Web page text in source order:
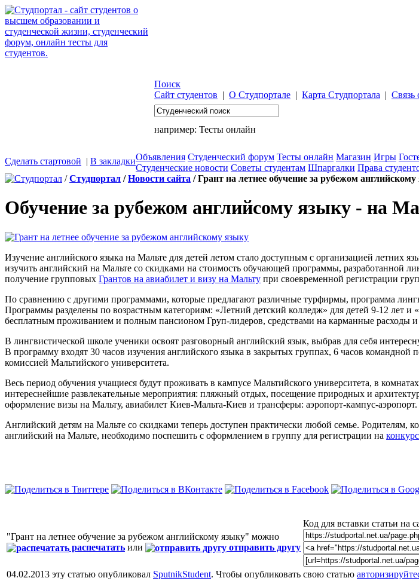
Поиск
Сайт студентов | О Студпортале | Карта Студпортала | Связь
например: Тесты онлайн
Сделать стартовой | В закладкиОбъявления Студенческий форум Тесты онлайн Магазин Игры
Студенческие новости Советы студентам Шпаргалки Права
/Студпортал /Новости сайта / Грант на летнее обучение за рубежом
Обучение за рубежом английсому языку - на
Изучение английского языка на Мальте для детей летом стало доступным с организацией летних
изучить английский на Мальте со скидками на стоимость обучающей программы, разработанной
получение групповых Грантов на авиабилет и визу на Мальту при своевременной регистрации
По сравнению с другими программами, которые предлагают различные турфирмы, программа
Программы разделены по возрастным категориям: «Летний детский колледж» для детей 9-12 лет
бесплатным проживанием и полным пансионом Груп-лидеров, средствами на карманные расходы
В лингвистической школе ученики освоят разговорный английский язык, выбрав для себя
В программу входят 30 часов изучения английского языка в закрытых группах, 6 часов
комиссией Мальтийского университета.
Весь период обучения учащиеся будут проживать в кампусе Мальтийского университета, в
интереснейшие развлекательные мероприятия: пляжный отдых, посещение природных и
оформление визы на Мальту, авиабилет Киев-Мальта-Киев и трансферы: аэропорт-кампус-аэропорт.
Английский детям на Мальте со скидками теперь доступен практически любой семье. Родителям,
английский на Мальте, необходимо поспешить с оформлением в группу для регистрации на
"Грант на летнее обучение за рубежом английскому языку" можно
распечатать или отправить другу
Код для вставки статьи на
04.02.2013 эту статью опубликовал SputnikStudent. Чтобы опубликовать свою статью